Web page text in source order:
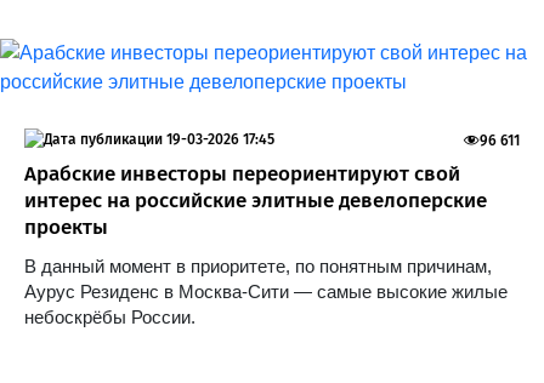
Арабские инвесторы переориентируют свой
интерес на российские элитные девелоперские
проекты
В данный момент в приоритете, по понятным причинам,
Аурус Резиденс в Москва-Сити — самые высокие жилые
небоскрёбы России.
96 611
19-03-2026 17:45